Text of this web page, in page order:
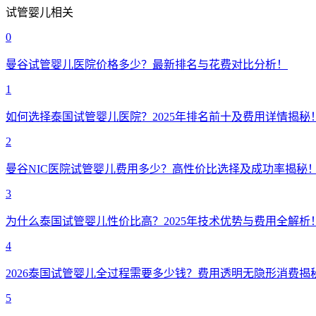
试管婴儿相关
0
曼谷试管婴儿医院价格多少？最新排名与花费对比分析！
1
如何选择泰国试管婴儿医院？2025年排名前十及费用详情揭秘！
2
曼谷NIC医院试管婴儿费用多少？高性价比选择及成功率揭秘！
3
为什么泰国试管婴儿性价比高？2025年技术优势与费用全解析！
4
2026泰国试管婴儿全过程需要多少钱？费用透明无隐形消费揭
5